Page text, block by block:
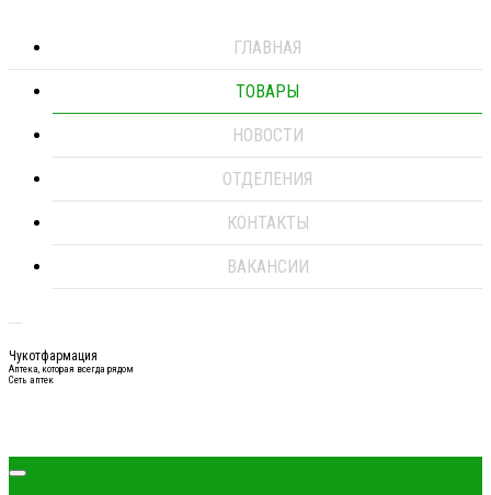
ГЛАВНАЯ
ТОВАРЫ
НОВОСТИ
ОТДЕЛЕНИЯ
КОНТАКТЫ
ВАКАНСИИ
Чукотфармация
Аптека, которая всегда рядом
Сеть аптек